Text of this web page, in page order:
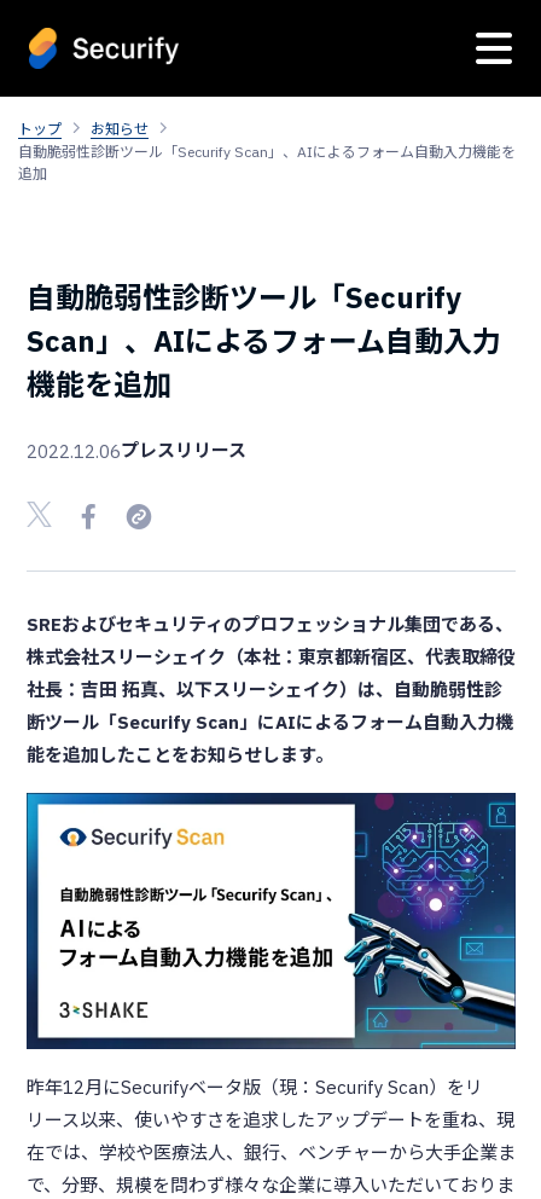
トップ
お知らせ
自動脆弱性診断ツール「Securify Scan」、AIによるフォーム自動入力機能を
追加
自動脆弱性診断ツール「Securify
Scan」、AIによるフォーム自動入力
機能を追加
2022.12.06プレスリリース
SREおよびセキュリティのプロフェッショナル集団である、
株式会社スリーシェイク（本社：東京都新宿区、代表取締役
社長：吉田 拓真、以下スリーシェイク）は、自動脆弱性診
断ツール「Securify Scan」にAIによるフォーム自動入力機
能を追加したことをお知らせします。
昨年12月にSecurifyベータ版（現：Securify Scan）をリ
リース以来、使いやすさを追求したアップデートを重ね、現
在では、学校や医療法人、銀行、ベンチャーから大手企業ま
で、分野、規模を問わず様々な企業に導入いただいておりま